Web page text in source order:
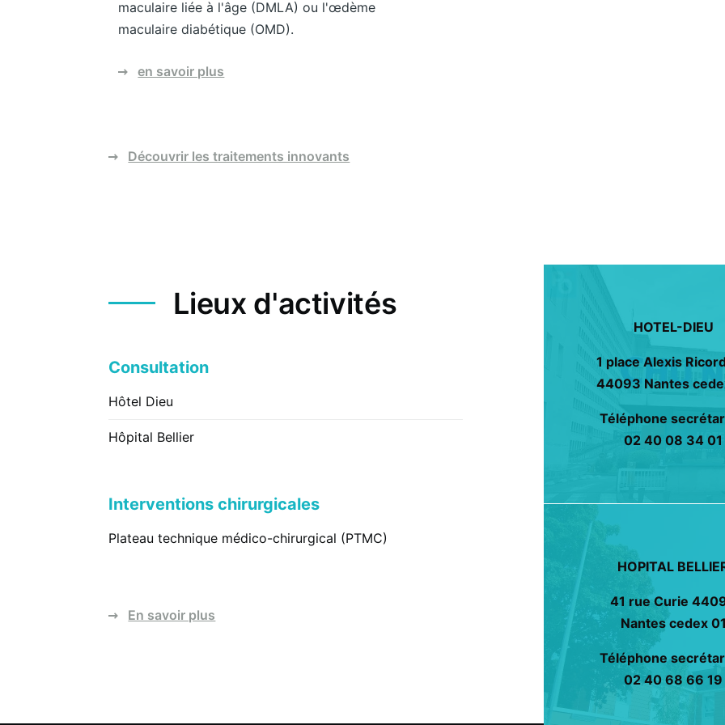
maculaire liée à l'âge (DMLA) ou l'œdème
maculaire diabétique (OMD).
en savoir plus
Découvrir les traitements innovants
Lieux d'activités
Consultation
Hôtel Dieu
Hôpital Bellier
Interventions chirurgicales
Plateau technique médico-chirurgical (PTMC)
En savoir plus
HOTEL-DIEU
1 place Alexis
44093 Nantes
Téléphone
02 40 08 34 01
HOPITAL
41 rue Curie
Nantes cedex
Téléphone
02 40 68 66 19